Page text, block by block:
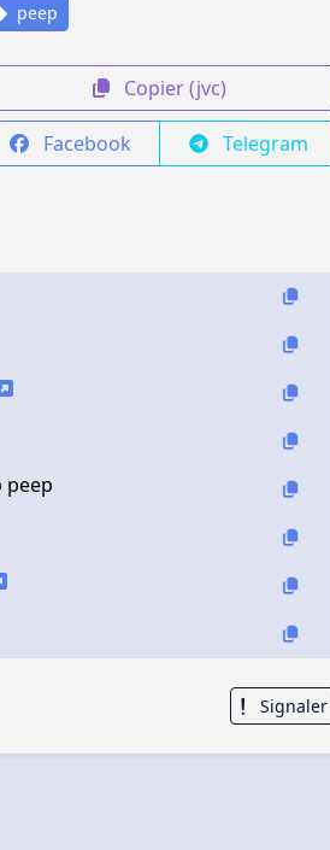
peep
Copier (jvc)
Facebook Telegram
peep
Signaler